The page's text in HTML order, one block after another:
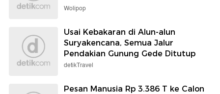
Wolipop
Usai Kebakaran di Alun-alun
Suryakencana, Semua Jalur
Pendakian Gunung Gede Ditutup
detikTravel
Pesan Manusia Rp 3.386 T ke Calon